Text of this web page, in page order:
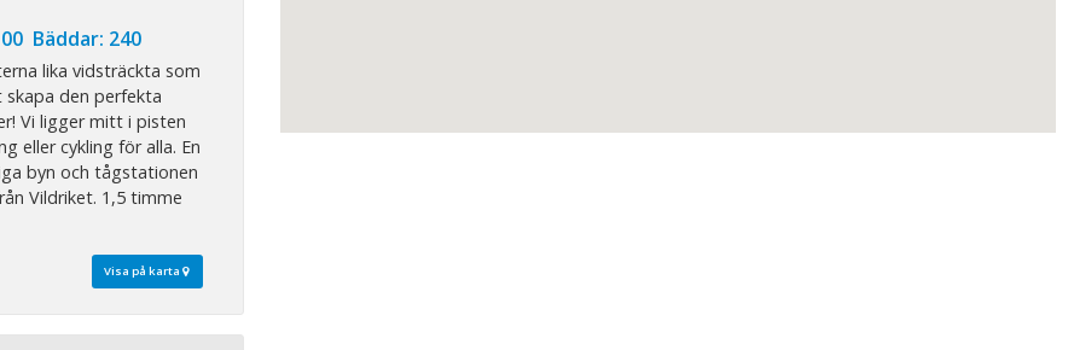
Bäddar: 240
lika vidsträckta som
den perfekta
Vi ligger mitt i pisten
eller cykling för alla. En
byn och tågstationen
Vildriket. 1,5 timme
Visa på karta